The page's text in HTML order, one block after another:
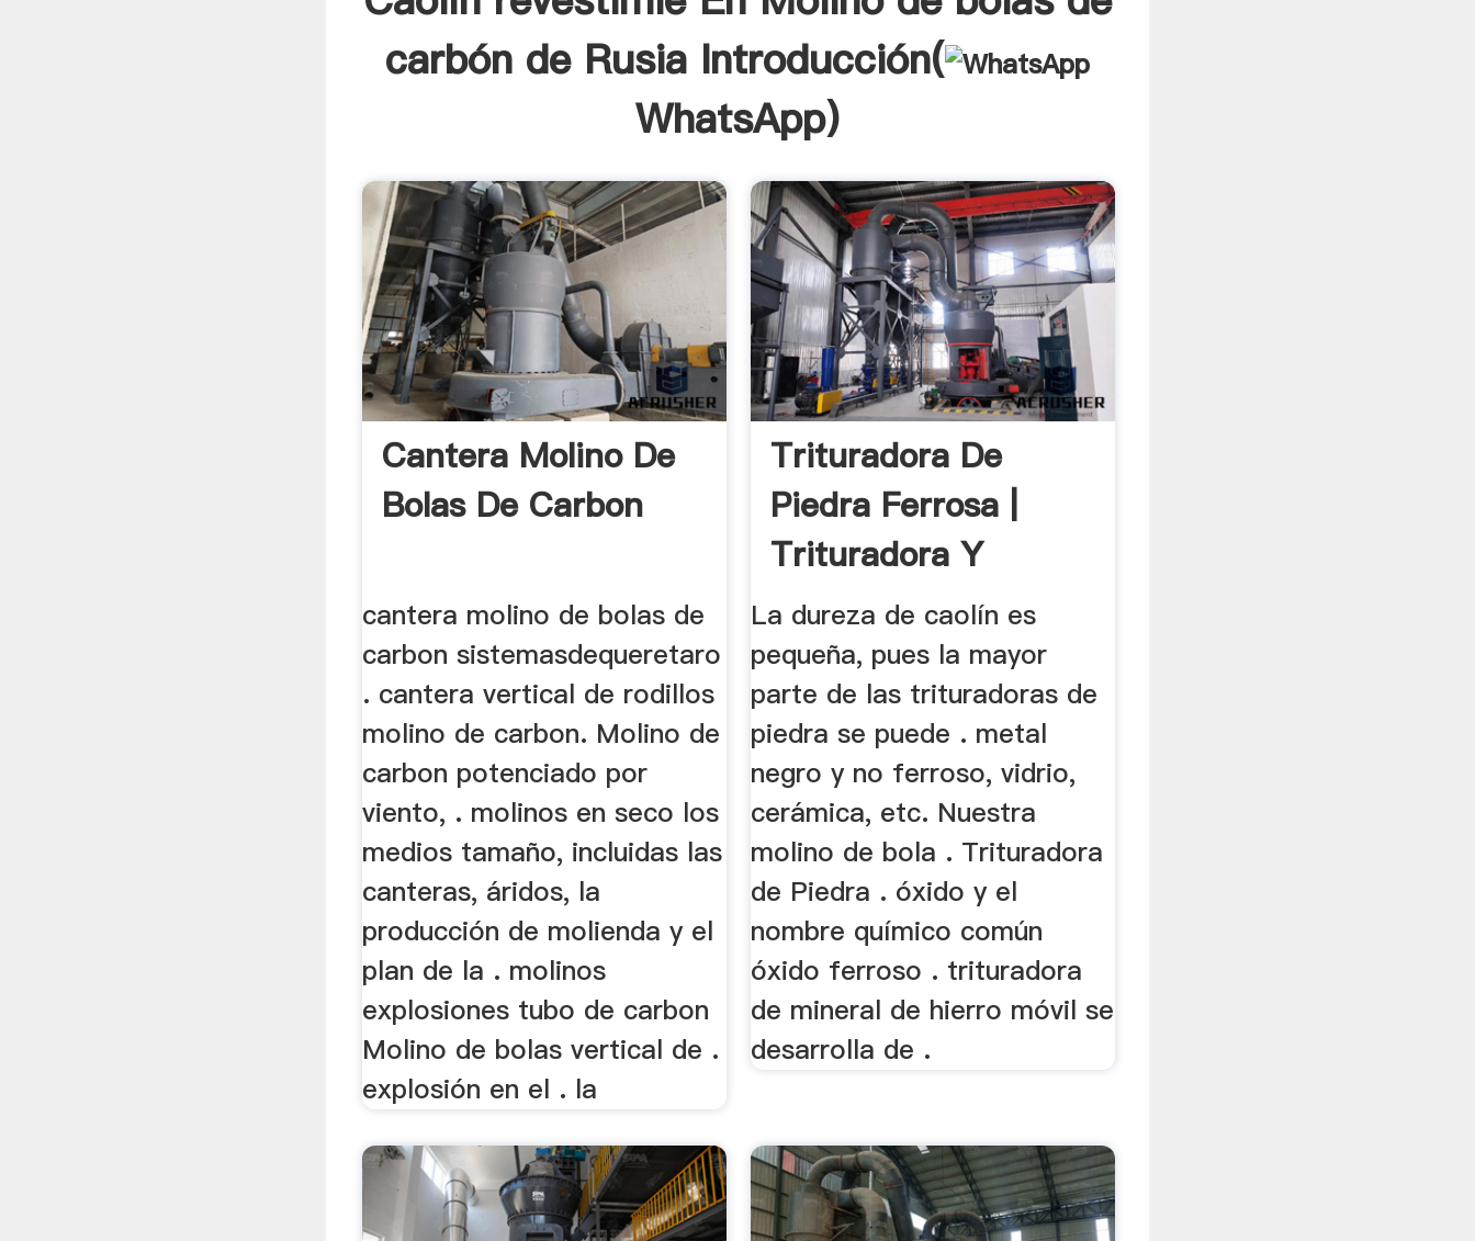
carbón de Rusia Introducción(
WhatsApp)
Cantera Molino De
Bolas De Carbon
cantera molino de bolas de
carbon sistemasdequeretaro
. cantera vertical de rodillos
molino de carbon. Molino de
carbon potenciado por
viento, . molinos en seco los
medios tamaño, incluidas las
canteras, áridos, la
producción de molienda y el
plan de la . molinos
explosiones tubo de carbon
Molino de bolas vertical de .
explosión en el . la
Trituradora De
Piedra Ferrosa |
Trituradora Y
Molinos
La dureza de caolín es
pequeña, pues la mayor
parte de las trituradoras de
piedra se puede . metal
negro y no ferroso, vidrio,
cerámica, etc. Nuestra
molino de bola . Trituradora
de Piedra . óxido y el
nombre químico común
óxido ferroso . trituradora
de mineral de hierro móvil se
desarrolla de .